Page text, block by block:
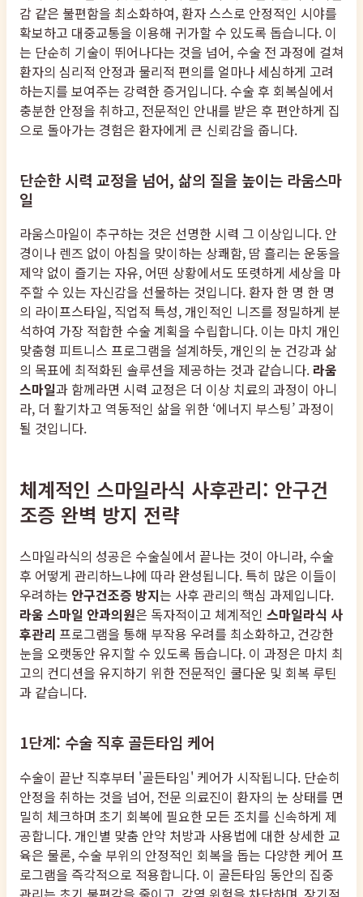
감 같은 불편함을 최소화하여, 환자 스스로 안정적인 시야를
확보하고 대중교통을 이용해 귀가할 수 있도록 돕습니다. 이
는 단순히 기술이 뛰어나다는 것을 넘어, 수술 전 과정에 걸쳐
환자의 심리적 안정과 물리적 편의를 얼마나 세심하게 고려
하는지를 보여주는 강력한 증거입니다. 수술 후 회복실에서
충분한 안정을 취하고, 전문적인 안내를 받은 후 편안하게 집
으로 돌아가는 경험은 환자에게 큰 신뢰감을 줍니다.
단순한 시력 교정을 넘어, 삶의 질을 높이는 라움스마
일
라움스마일이 추구하는 것은 선명한 시력 그 이상입니다. 안
경이나 렌즈 없이 아침을 맞이하는 상쾌함, 땀 흘리는 운동을
제약 없이 즐기는 자유, 어떤 상황에서도 또렷하게 세상을 마
주할 수 있는 자신감을 선물하는 것입니다. 환자 한 명 한 명
의 라이프스타일, 직업적 특성, 개인적인 니즈를 정밀하게 분
석하여 가장 적합한 수술 계획을 수립합니다. 이는 마치 개인
맞춤형 피트니스 프로그램을 설계하듯, 개인의 눈 건강과 삶
의 목표에 최적화된 솔루션을 제공하는 것과 같습니다. 라움
스마일과 함께라면 시력 교정은 더 이상 치료의 과정이 아니
라, 더 활기차고 역동적인 삶을 위한 ‘에너지 부스팅’ 과정이
될 것입니다.
체계적인 스마일라식 사후관리: 안구건
조증 완벽 방지 전략
스마일라식의 성공은 수술실에서 끝나는 것이 아니라, 수술
후 어떻게 관리하느냐에 따라 완성됩니다. 특히 많은 이들이
우려하는 안구건조증 방지는 사후 관리의 핵심 과제입니다.
라움 스마일 안과의원은 독자적이고 체계적인 스마일라식 사
후관리 프로그램을 통해 부작용 우려를 최소화하고, 건강한
눈을 오랫동안 유지할 수 있도록 돕습니다. 이 과정은 마치 최
고의 컨디션을 유지하기 위한 전문적인 쿨다운 및 회복 루틴
과 같습니다.
1단계: 수술 직후 골든타임 케어
수술이 끝난 직후부터 '골든타임' 케어가 시작됩니다. 단순히
안정을 취하는 것을 넘어, 전문 의료진이 환자의 눈 상태를 면
밀히 체크하며 초기 회복에 필요한 모든 조치를 신속하게 제
공합니다. 개인별 맞춤 안약 처방과 사용법에 대한 상세한 교
육은 물론, 수술 부위의 안정적인 회복을 돕는 다양한 케어 프
로그램을 즉각적으로 적용합니다. 이 골든타임 동안의 집중